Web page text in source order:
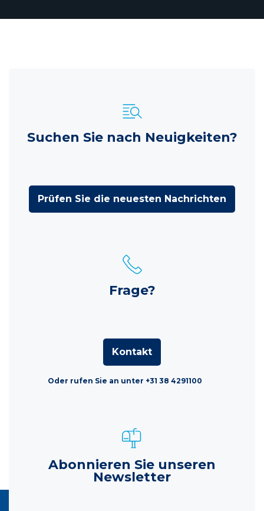
Suchen Sie nach Neuigkeiten?
Prüfen Sie die neuesten Nachrichten
Frage?
Kontakt
Oder rufen Sie an unter +31 38 4291100
Abonnieren Sie unseren
Newsletter